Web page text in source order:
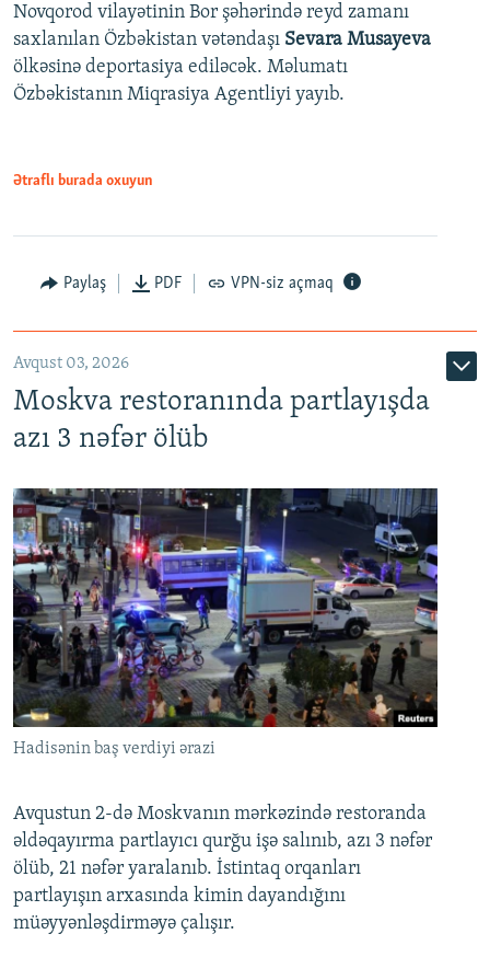
Novqorod vilayətinin Bor şəhərində reyd zamanı
saxlanılan Özbəkistan vətəndaşı Sevara Musayeva
ölkəsinə deportasiya ediləcək. Məlumatı
Özbəkistanın Miqrasiya Agentliyi yayıb.
Ətraflı burada oxuyun
Paylaş PDF VPN-siz açmaq
Avqust 03, 2026
Moskva restoranında partlayışda
azı 3 nəfər ölüb
Hadisənin baş verdiyi ərazi
Avqustun 2-də Moskvanın mərkəzində restoranda
əldəqayırma partlayıcı qurğu işə salınıb, azı 3 nəfər
ölüb, 21 nəfər yaralanıb. İstintaq orqanları
partlayışın arxasında kimin dayandığını
müəyyənləşdirməyə çalışır.